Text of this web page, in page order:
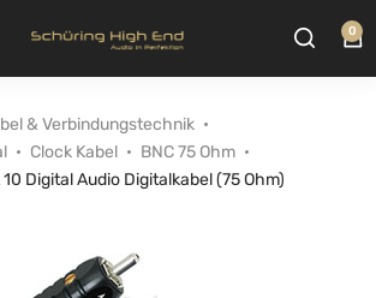
0
& Verbindungstechnik
Clock Kabel
BNC 75 Ohm
Digital Audio Digitalkabel (75 Ohm)